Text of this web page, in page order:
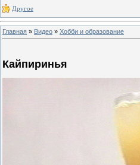
Другое
Главная » Видео » Хобби и образование
Кайпиринья